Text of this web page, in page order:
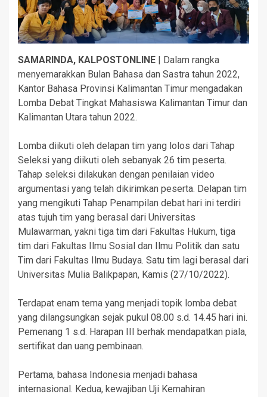
SAMARINDA, KALPOSTONLINE
| Dalam rangka
menyemarakkan Bulan Bahasa dan Sastra tahun 2022,
Kantor Bahasa Provinsi Kalimantan Timur mengadakan
Lomba Debat Tingkat Mahasiswa Kalimantan Timur dan
Kalimantan Utara tahun 2022.
Lomba diikuti oleh delapan tim yang lolos dari Tahap
Seleksi yang diikuti oleh sebanyak 26 tim peserta.
Tahap seleksi dilakukan dengan penilaian video
argumentasi yang telah dikirimkan peserta. Delapan tim
yang mengikuti Tahap Penampilan debat hari ini terdiri
atas tujuh tim yang berasal dari Universitas
Mulawarman, yakni tiga tim dari Fakultas Hukum, tiga
tim dari Fakultas Ilmu Sosial dan Ilmu Politik dan satu
Tim dari Fakultas Ilmu Budaya. Satu tim lagi berasal dari
Universitas Mulia Balikpapan, Kamis (27/10/2022).
Terdapat enam tema yang menjadi topik lomba debat
yang dilangsungkan sejak pukul 08.00 s.d. 14.45 hari ini.
Pemenang 1 s.d. Harapan III berhak mendapatkan piala,
sertifikat dan uang pembinaan.
Pertama, bahasa Indonesia menjadi bahasa
internasional. Kedua, kewajiban Uji Kemahiran